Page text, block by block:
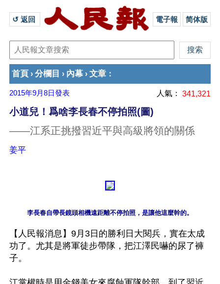
↺ 返回 電子報 简体版
首頁 › 分欄目 › 內幕 › 文章 ：
2015年9月8日發表 人氣： 341,321
小道兒！爲啥李長春不停拍照(圖)
——江系正挑撥習近平與高級將領的關係
姜平
李長春自帶長鏡頭相機遠距離不停拍照，是讓他這麼幹的。
【人民報消息】9月3日的勝利日大閱兵，實在太成
功了。尤其是將軍徒步帶隊，把江澤民嚇的尿了褲
子。